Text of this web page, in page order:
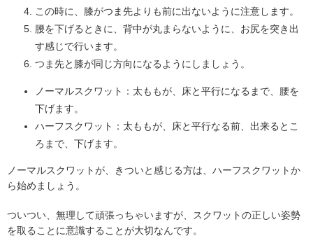
この時に、膝がつま先よりも前に出ないように注意します。
腰を下げるときに、背中が丸まらないように、お尻を突き出
す感じで行います。
つま先と膝が同じ方向になるようにしましょう。
ノーマルスクワット：太ももが、床と平行になるまで、腰を
下げます。
ハーフスクワット：太ももが、床と平行なる前、出来るとこ
ろまで、下げます。
ノーマルスクワットが、きついと感じる方は、ハーフスクワットか
ら始めましょう。
ついつい、無理して頑張っちゃいますが、スクワットの正しい姿勢
を取ることに意識することが大切なんです。